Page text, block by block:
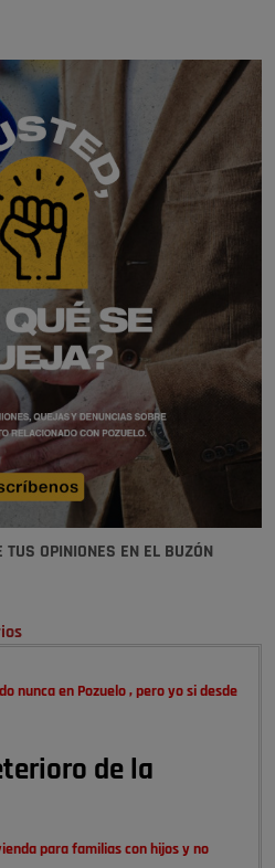
TUS OPINIONES EN EL BUZÓN
nunca en Pozuelo , pero yo si desde
de la
para familias con hijos y no